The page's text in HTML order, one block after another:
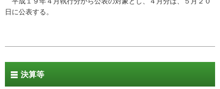
日に公表する。
決算等